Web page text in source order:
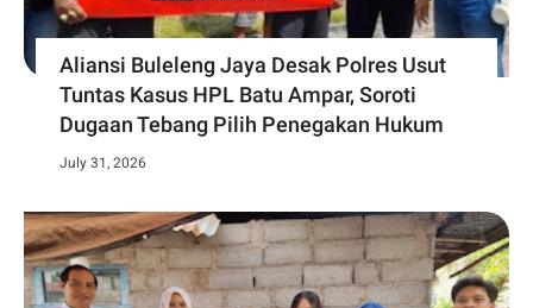
Aliansi Buleleng Jaya Desak Polres Usut
Tuntas Kasus HPL Batu Ampar, Soroti
Dugaan Tebang Pilih Penegakan Hukum
July 31, 2026